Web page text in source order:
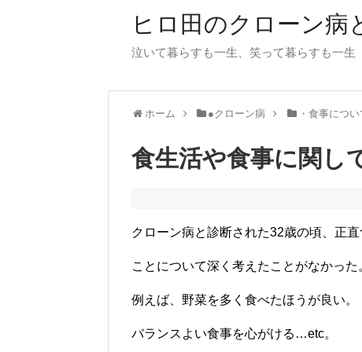
ヒロ田のクローン病
泣いて暮らすも一生、笑って暮らすも一生
ホーム ●クローン病 ・食事につい
食生活や食事に関し
クローン病と診断された32歳の頃、正
ことについて深く考えたことがなかった
例えば、野菜を多く食べたほうが良い。
バランスよい食事を心がける…etc。